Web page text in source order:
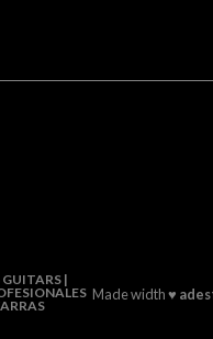
GUITARS |
Made width ♥